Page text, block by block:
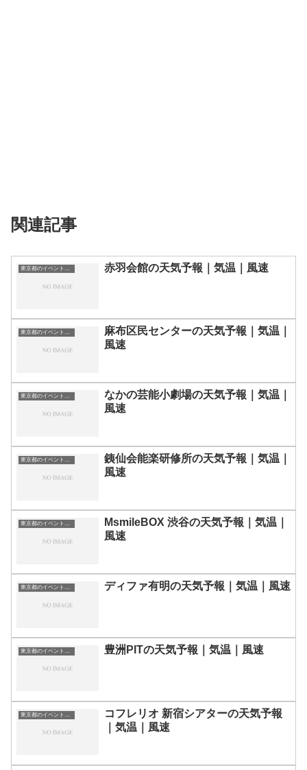
関連記事
東京都のイベント会場一覧 赤羽会館の天気予報｜気温｜風速
東京都のイベント会場一覧
麻布区民センターの天気予報｜気温｜
風速
東京都のイベント会場一覧
なかの芸能小劇場の天気予報｜気温｜
風速
東京都のイベント会場一覧
銕仙会能楽研修所の天気予報｜気温｜
風速
東京都のイベント会場一覧
MsmileBOX 渋谷の天気予報｜気温｜
風速
東京都のイベント会場一覧 ディファ有明の天気予報｜気温｜風速
東京都のイベント会場一覧 豊洲PITの天気予報｜気温｜風速
コフレリオ 新宿シアターの天気予報
｜気温｜風速